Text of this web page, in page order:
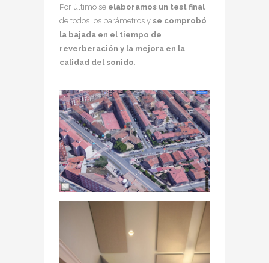
Por último se elaboramos un test final
de todos los parámetros y se comprobó
la bajada en el tiempo de
reverberación y la mejora en la
calidad del sonido